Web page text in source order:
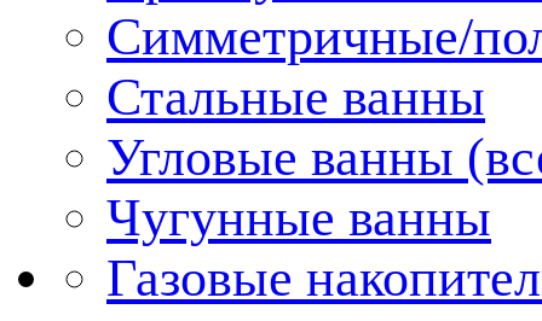
Симметричные/
Стальные ванны
Угловые ванны
Чугунные ванны
Газовые